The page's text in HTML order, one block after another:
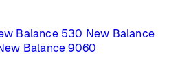
Balance 530 New Balance
Balance 9060